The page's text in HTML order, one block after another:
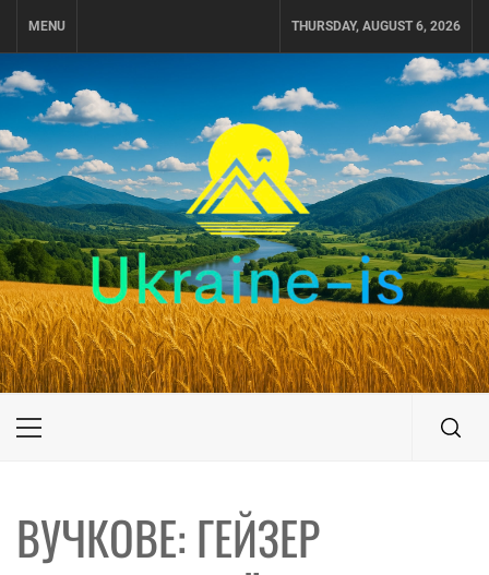
MENU THURSDAY, AUGUST 6, 2026
UKRAINE-IS
ПОДОРОЖI ПО УКРАЇНІ
Primary
ВУЧКОВЕ: ГЕЙЗЕР